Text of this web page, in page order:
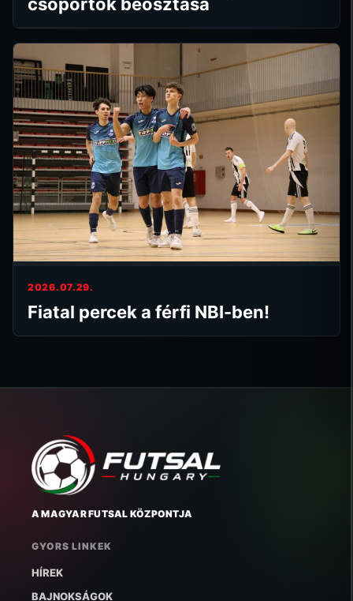
2026.07.29.
Fiatal percek a férfi NBI-ben!
A MAGYAR FUTSAL KÖZPONTJA
GYORS LINKEK
HÍREK
BAJNOKSÁGOK